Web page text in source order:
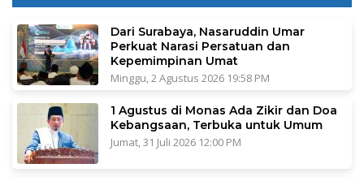
Dari Surabaya, Nasaruddin Umar
Perkuat Narasi Persatuan dan
Kepemimpinan Umat
Minggu, 2 Agustus 2026 19:58 PM
1 Agustus di Monas Ada Zikir dan Doa
Kebangsaan, Terbuka untuk Umum
Jumat, 31 Juli 2026 12:00 PM